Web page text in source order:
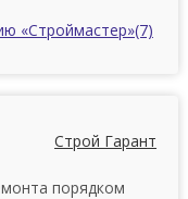
«Строймастер»(7)
Строй Гарант
порядком